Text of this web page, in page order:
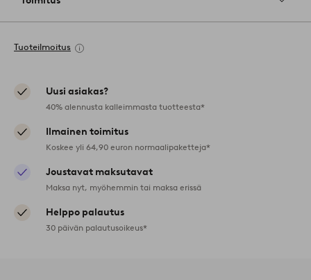
Tuoteilmoitus
Uusi asiakas?
40% alennusta kalleimmasta tuotteesta*
Ilmainen toimitus
Koskee yli 64,90 euron normaalipaketteja*
Joustavat maksutavat
Maksa nyt, myöhemmin tai maksa erissä
Helppo palautus
30 päivän palautusoikeus*